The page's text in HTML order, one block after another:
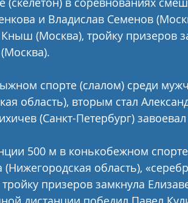
и Владислав Семенов
(Москва), тройку призеров
спорте (слалом) среди
область), вторым стал
(Санкт-Петербург)
500 м в конькобежном
(Нижегородская область),
призеров замкнула